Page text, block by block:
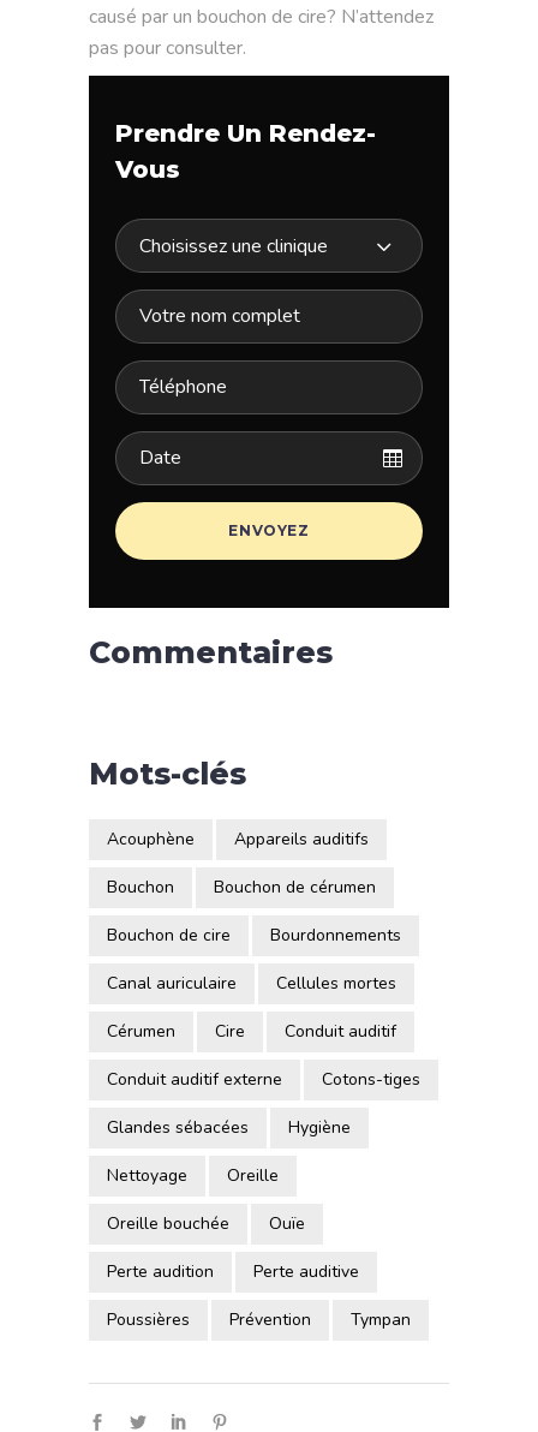
causé par un bouchon de cire? N’attendez
pas pour consulter.
Prendre Un Rendez-
Vous
Choisissez une clinique
Commentaires
Mots-clés
Acouphène Appareils auditifs
Bouchon Bouchon de cérumen
Bouchon de cire Bourdonnements
Canal auriculaire Cellules mortes
Cérumen Cire Conduit auditif
Conduit auditif externe Cotons-tiges
Glandes sébacées Hygiène
Nettoyage Oreille
Oreille bouchée Ouïe
Perte audition Perte auditive
Poussières Prévention Tympan